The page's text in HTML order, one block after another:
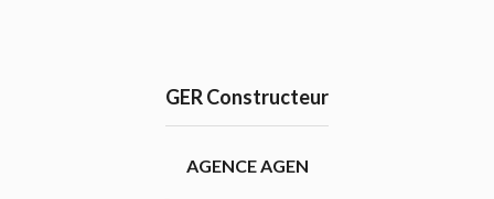
GER Constructeur
AGENCE AGEN